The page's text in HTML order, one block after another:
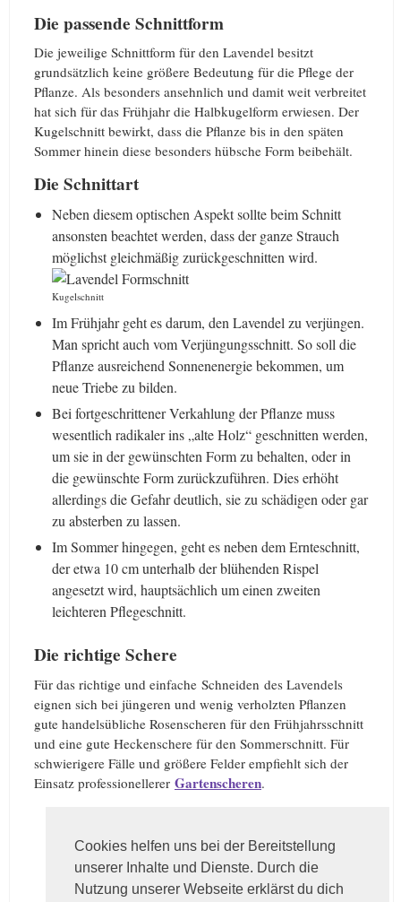
Cookies helfen uns bei der Bereitstellung
unserer Inhalte und Dienste. Durch die
Nutzung unserer Webseite erklärst du dich
Die passende Schnittform
Die jeweilige Schnittform für den Lavendel besitzt
grundsätzlich keine größere Bedeutung für die Pflege der
Pflanze. Als besonders ansehnlich und damit weit verbreitet
hat sich für das Frühjahr die Halbkugelform erwiesen. Der
Kugelschnitt bewirkt, dass die Pflanze bis in den späten
Sommer hinein diese besonders hübsche Form beibehält.
Die Schnittart
Neben diesem optischen Aspekt sollte beim Schnitt
ansonsten beachtet werden, dass der ganze Strauch
möglichst gleichmäßig zurückgeschnitten wird.
Kugelschnitt
Im Frühjahr geht es darum, den Lavendel zu verjüngen.
Man spricht auch vom Verjüngungsschnitt. So soll die
Pflanze ausreichend Sonnenenergie bekommen, um
neue Triebe zu bilden.
Bei fortgeschrittener Verkahlung der Pflanze muss
wesentlich radikaler ins „alte Holz“ geschnitten werden,
um sie in der gewünschten Form zu behalten, oder in
die gewünschte Form zurückzuführen. Dies erhöht
allerdings die Gefahr deutlich, sie zu schädigen oder gar
zu absterben zu lassen.
Im Sommer hingegen, geht es neben dem Ernteschnitt,
der etwa 10 cm unterhalb der blühenden Rispel
angesetzt wird, hauptsächlich um einen zweiten
leichteren Pflegeschnitt.
Die richtige Schere
Für das richtige und einfache Schneiden des Lavendels
eignen sich bei jüngeren und wenig verholzten Pflanzen
gute handelsübliche Rosenscheren für den Frühjahrsschnitt
und eine gute Heckenschere für den Sommerschnitt. Für
schwierigere Fälle und größere Felder empfiehlt sich der
Einsatz professionellerer Gartenscheren.